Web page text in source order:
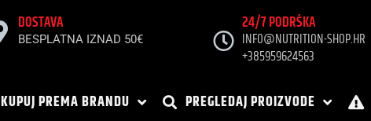
DOSTAVA
BESPLATNA IZNAD 50€
24/7 PODRŠKA
INFO@NUTRITION-SHOP.HR
+385959624563
KUPUJ PREMA BRANDU PREGLEDAJ PROIZVODE